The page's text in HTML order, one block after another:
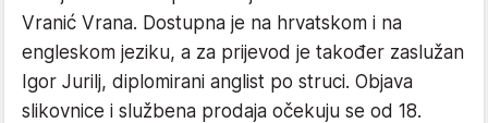
Vranić Vrana. Dostupna je na hrvatskom i na
engleskom jeziku, a za prijevod je također zaslužan
Igor Jurilj, diplomirani anglist po struci. Objava
slikovnice i službena prodaja očekuju se od 18.